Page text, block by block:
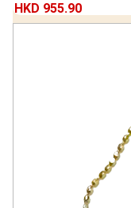
HKD 955.90